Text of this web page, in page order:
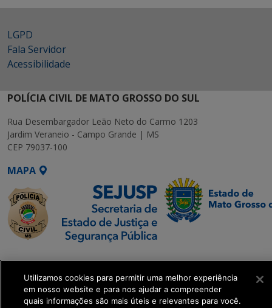
LGPD
Fala Servidor
Acessibilidade
POLÍCIA CIVIL DE MATO GROSSO DO SUL
Rua Desembargador Leão Neto do Carmo 1203
Jardim Veraneio - Campo Grande | MS
CEP 79037-100
MAPA
SETDIG | Secretaria-
Executiva de
Transformação Digital
Utilizamos cookies para permitir uma melhor experiência
em nosso website e para nos ajudar a compreender
quais informações são mais úteis e relevantes para você.